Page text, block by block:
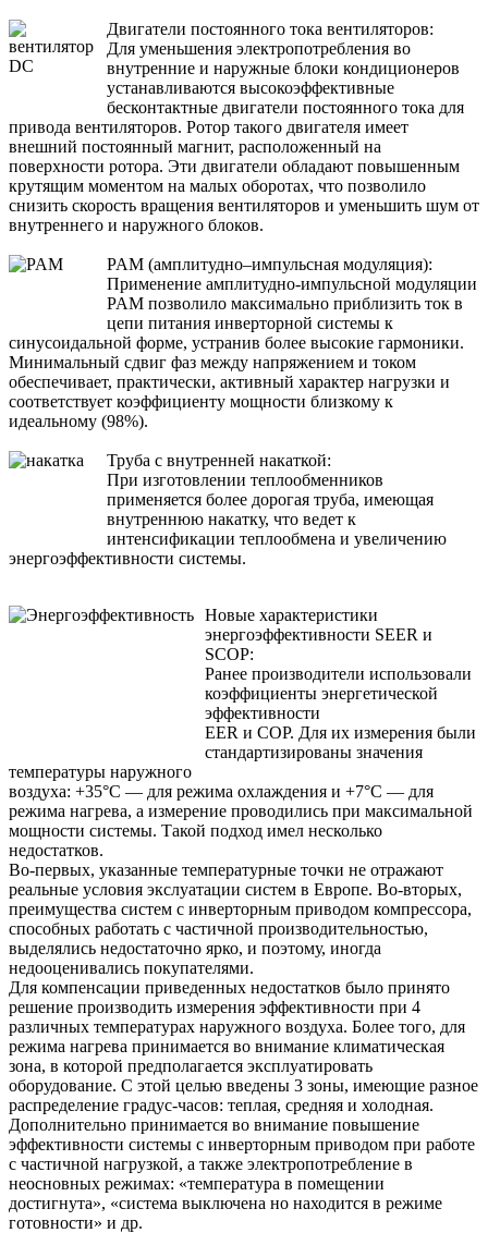
Двигатели постоянного тока вентиляторов:
Для уменьшения электропотребления во
внутренние и наружные блоки кондиционеров
устанавливаются высокоэффективные
бесконтактные двигатели постоянного тока для
привода вентиляторов. Ротор такого двигателя имеет
внешний постоянный магнит, расположенный на
поверхности ротора. Эти двигатели обладают повышенным
крутящим моментом на малых оборотах, что позволило
снизить скорость вращения вентиляторов и уменьшить шум от
внутреннего и наружного блоков.
PAM (амплитудно–импульсная модуляция):
Применение амплитудно-импульсной модуляции
PAM позволило максимально приблизить ток в
цепи питания инверторной системы к
синусоидальной форме, устранив более высокие гармоники.
Минимальный сдвиг фаз между напряжением и током
обеспечивает, практически, активный характер нагрузки и
соответствует коэффициенту мощности близкому к
идеальному (98%).
Труба с внутренней накаткой:
При изготовлении теплообменников
применяется более дорогая труба, имеющая
внутреннюю накатку, что ведет к
интенсификации теплообмена и увеличению
энергоэффективности системы.
Новые характеристики
энергоэффективности SEER и
SCOP:
Ранее производители использовали
коэффициенты энергетической
эффективности
EER и COP. Для их измерения были
стандартизированы значения
температуры наружного
воздуха: +35°С — для режима охлаждения и +7°С — для
режима нагрева, а измерение проводились при максимальной
мощности системы. Такой подход имел несколько
недостатков.
Во-первых, указанные температурные точки не отражают
реальные условия экслуатации систем в Европе. Во-вторых,
преимущества систем с инверторным приводом компрессора,
способных работать с частичной производительностью,
выделялись недостаточно ярко, и поэтому, иногда
недооценивались покупателями.
Для компенсации приведенных недостатков было принято
решение производить измерения эффективности при 4
различных температурах наружного воздуха. Более того, для
режима нагрева принимается во внимание климатическая
зона, в которой предполагается эксплуатировать
оборудование. С этой целью введены 3 зоны, имеющие разное
распределение градус-часов: теплая, средняя и холодная.
Дополнительно принимается во внимание повышение
эффективности системы с инверторным приводом при работе
с частичной нагрузкой, а также электропотребление в
неосновных режимах: «температура в помещении
достигнута», «система выключена но находится в режиме
готовности» и др.